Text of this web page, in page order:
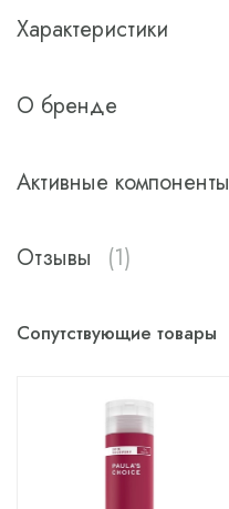
Характеристики
О бренде
Активные компоненты
Отзывы (1)
Сопутствующие товары